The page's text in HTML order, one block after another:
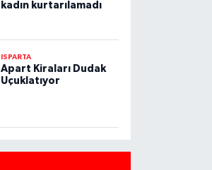
kadın kurtarılamadı
ISPARTA
Apart Kiraları Dudak
Uçuklatıyor